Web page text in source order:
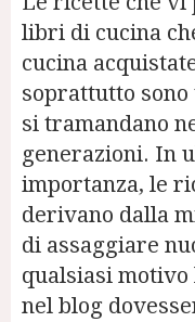
libri di cucina
cucina
soprattutto
si tramandano
generazioni. In
importanza, le
derivano dalla
di assaggiare
qualsiasi
nel blog